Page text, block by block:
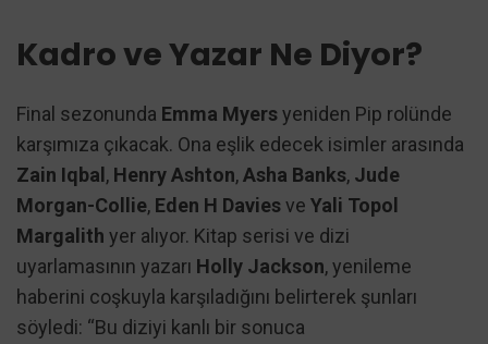
Kadro ve Yazar Ne Diyor?
Final sezonunda Emma Myersyeniden Pip rolünde
karşımıza çıkacak. Ona eşlik edecek isimler arasında
Zain Iqbal, Henry Ashton,Asha Banks, Jude
Morgan-Collie, Eden H Daviesve Yali Topol
Margalith yer alıyor. Kitap serisi ve dizi
uyarlamasının yazarı Holly Jackson, yenileme
haberini coşkuyla karşıladığını belirterek şunları
söyledi: “Bu diziyi kanlı bir sonuca